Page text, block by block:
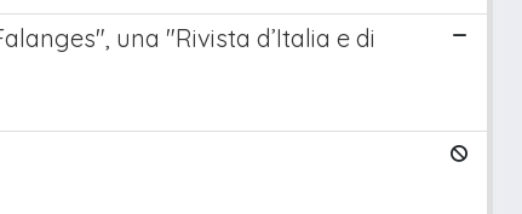
una "Rivista d’Italia e di